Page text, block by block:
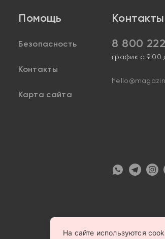
Помощь
Безопасность
Контакты
Карта сайта
Контакты
8 800
график с 9:00
На сайте используются